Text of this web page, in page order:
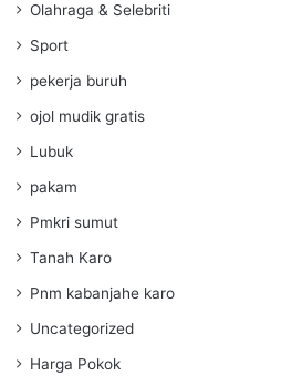
Olahraga & Selebriti
Sport
pekerja buruh
ojol mudik gratis
Lubuk
pakam
Pmkri sumut
Tanah Karo
Pnm kabanjahe karo
Uncategorized
Harga Pokok